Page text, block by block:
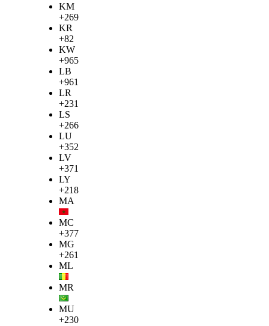
KM
+269
KR
+82
KW
+965
LB
+961
LR
+231
LS
+266
LU
+352
LV
+371
LY
+218
MA
MC
+377
MG
+261
ML
MR
MU
+230